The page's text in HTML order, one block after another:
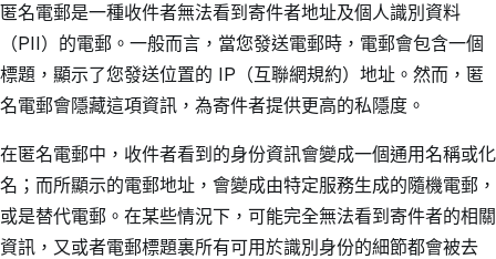
匿名電郵是一種收件者無法看到寄件者地址及個人識別資料
（PII）的電郵。一般而言，當您發送電郵時，電郵會包含一個
標題，顯示了您發送位置的 IP（互聯網規約）地址。然而，匿
名電郵會隱藏這項資訊，為寄件者提供更高的私隱度。
在匿名電郵中，收件者看到的身份資訊會變成一個通用名稱或化
名；而所顯示的電郵地址，會變成由特定服務生成的隨機電郵，
或是替代電郵。在某些情況下，可能完全無法看到寄件者的相關
資訊，又或者電郵標題裏所有可用於識別身份的細節都會被去